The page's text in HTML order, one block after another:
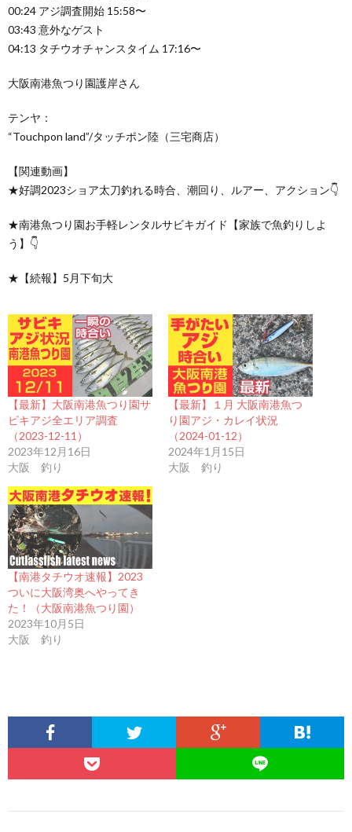
00:24 アジ調査開始 15:58〜
03:43 意外なゲスト
04:13 タチウオチャンスタイム 17:16〜
大阪南港魚つり園護岸さん
テンヤ：
“Touchpon land”/タッチポン陸（三宅商店）
【関連動画】
★好調2023ショア太刀釣れる時合、潮回り、ルアー、アクション👇
★南港魚つり園お手軽レンタルサビキガイド【家族で魚釣りしよ
う】👇
★【続報】5月下旬大
【最新】大阪南港魚つり園サ
ビキアジ全エリア調査
（2023-12-11）
2023年12月16日
大阪 釣り
【最新】１月 大阪南港魚つ
り園アジ・カレイ状況
（2024-01-12）
2024年1月15日
大阪 釣り
【南港タチウオ速報】2023
ついに大阪湾奥へやってき
た！（大阪南港魚つり園）
2023年10月5日
大阪 釣り